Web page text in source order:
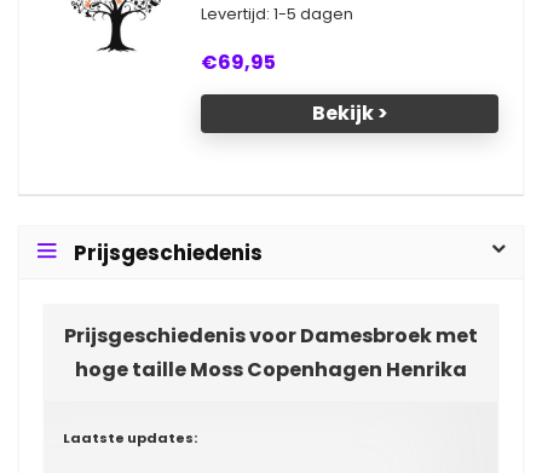
Levertijd: 1-5 dagen
€69,95
Bekijk >
Prijsgeschiedenis
Prijsgeschiedenis voor Damesbroek met
hoge taille Moss Copenhagen Henrika
Laatste updates: